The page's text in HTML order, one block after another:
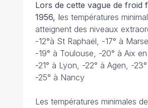
Lors de cette vague de froid
1956, les températures
atteignent des niveaux
-12°à St Raphaël, -17° à
-19° à Toulouse, -20° à Aix
-21° à Lyon, -22° à Agen, -
-25° à Nancy
Les températures minimales